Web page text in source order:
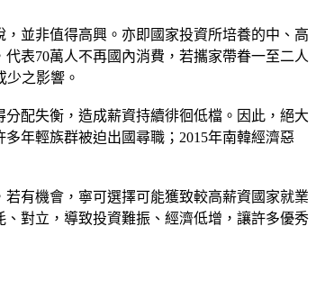
並非值得高興。亦即國家投資所培養的中、高
表70萬人不再國內消費，若攜家帶眷一至二人
之影響。
配失衡，造成薪資持續徘徊低檔。因此，絕大
年輕族群被迫出國尋職；2015年南韓經濟惡
有機會，寧可選擇可能獲致較高薪資國家就業
對立，導致投資難振、經濟低增，讓許多優秀